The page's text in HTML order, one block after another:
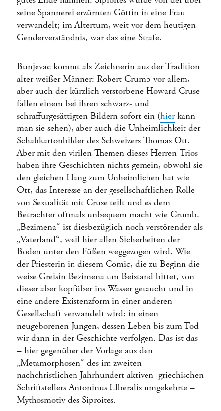
seine Spannerei erzürnten Göttin in eine Frau
verwandelt; im Altertum, weit vor dem heutigen
Genderverständnis, war das eine Strafe.
Bunjevac kommt als Zeichnerin aus der Tradition
alter weißer Männer: Robert Crumb vor allem,
aber auch der kürzlich verstorbene Howard Cruse
fallen einem bei ihren schwarz- und
schraffurgesättigten Bildern sofort ein (hierkann
man sie sehen), aber auch die Unheimlichkeit der
Schabkartonbilder des Schweizers Thomas Ott.
Aber mit den virilen Themen dieses Herren-Trios
haben ihre Geschichten nichts gemein, obwohl sie
den gleichen Hang zum Unheimlichen hat wie
Ott, das Interesse an der gesellschaftlichen Rolle
von Sexualität mit Cruse teilt und es dem
Betrachter oftmals unbequem macht wie Crumb.
„Bezimena“ ist diesbezüglich noch verstörender als
„Vaterland“, weil hier allen Sicherheiten der
Boden unter den Füßen weggezogen wird. Wie
der Priesterin in diesem Comic, die zu Beginn die
weise Greisin Bezimena um Beistand bittet, von
dieser aber kopfüber ins Wasser getaucht und in
eine andere Existenzform in einer anderen
Gesellschaft verwandelt wird: in einen
neugeborenen Jungen, dessen Leben bis zum Tod
wir dann in der Geschichte verfolgen. Das ist das
– hier gegenüber der Vorlage aus den
„Metamorphosen“ des im zweiten
nachchristlichen Jahrhundert aktiven griechischen
Schriftstellers Antoninus LIberalis umgekehrte –
Mythosmotiv des Siproites.